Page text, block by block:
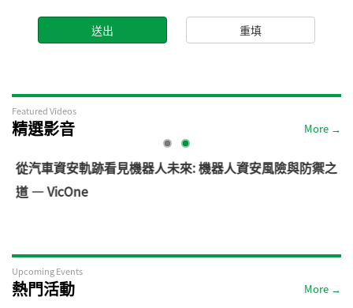
Featured Videos
精選影音 More →
從汽車資安軌跡看見機器人未來: 機器人資安風險與防禦之
道 — VicOne
Upcoming Events
熱門活動 More →